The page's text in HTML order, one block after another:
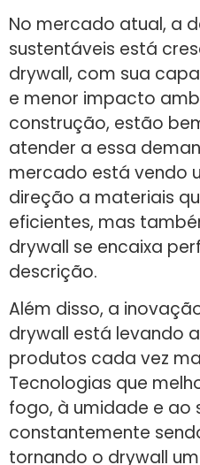
No mercado atual, a
sustentáveis está
drywall, com sua
e menor impacto
construção, estão
atender a essa
mercado está vendo
direção a materiais
eficientes, mas
drywall se encaixa
descrição.
Além disso, a
drywall está levando
produtos cada vez
Tecnologias que
fogo, à umidade e ao
constantemente
tornando o drywall